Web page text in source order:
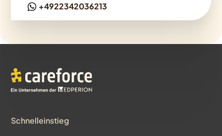
+4922342036213
Schnelleinstieg